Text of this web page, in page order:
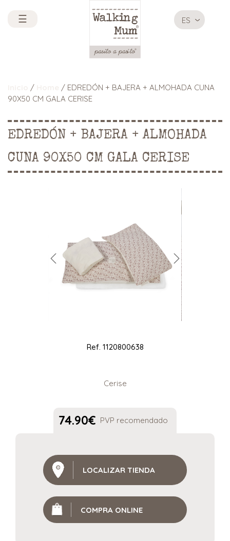
☰ ES
/
/ EDREDÓN + BAJERA + ALMOHADA CUNA
90X50 CM GALA CERISE
EDREDÓN + BAJERA + ALMOHADA
CUNA 90X50 CM GALA CERISE
Ref. 1120800638
Cerise
74.90€ PVP recomendado
LOCALIZAR TIENDA
COMPRA ONLINE